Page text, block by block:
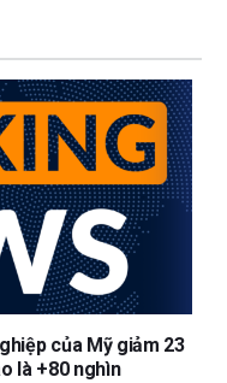
của Mỹ giảm 23
là +80 nghìn